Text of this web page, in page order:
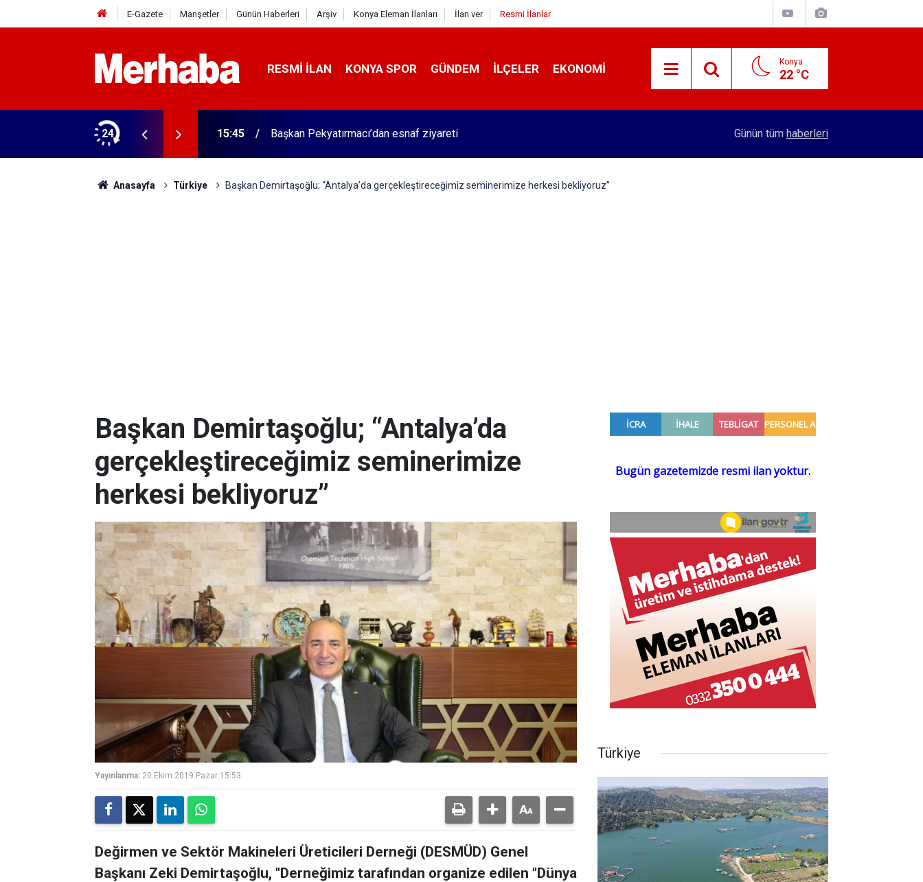
E-Gazete Manşetler Günün Haberleri Arşiv Konya Eleman İlanları İlan ver Resmi İlanlar
RESMI İLAN KONYA SPOR GÜNDEM İLÇELER EKONOMI Konya
22 °C
24
Kampüsü'ne ziyaret 15:45 Başkan Pekyatırmacı’dan esnaf ziyareti Konyalı patron 70 bin TL maaşla personel
Günün tüm haberleri
Anasayfa Türkiye Başkan Demirtaşoğlu; “Antalya’da gerçekleştireceğimiz seminerimize herkesi bekliyoruz”
Başkan Demirtaşoğlu; “Antalya’da
gerçekleştireceğimiz seminerimize
herkesi bekliyoruz”
Yayınlanma: 20 Ekim 2019 Pazar 15:53
Değirmen ve Sektör Makineleri Üreticileri Derneği (DESMÜD) Genel
Başkanı Zeki Demirtaşoğlu, "Derneğimiz tarafından organize edilen "Dünya
Türkiye